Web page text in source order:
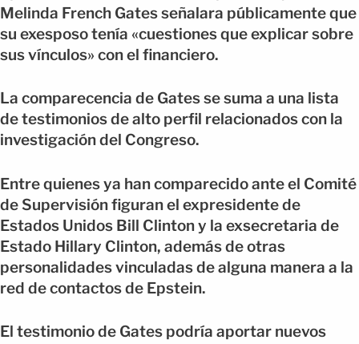
Melinda French Gates señalara públicamente que
su exesposo tenía «cuestiones que explicar sobre
sus vínculos» con el financiero.
La comparecencia de Gates se suma a una lista
de testimonios de alto perfil relacionados con la
investigación del Congreso.
Entre quienes ya han comparecido ante el Comité
de Supervisión figuran el expresidente de
Estados Unidos Bill Clinton y la exsecretaria de
Estado Hillary Clinton, además de otras
personalidades vinculadas de alguna manera a la
red de contactos de Epstein.
El testimonio de Gates podría aportar nuevos